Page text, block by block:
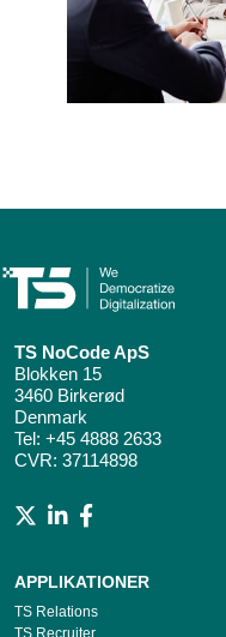
TS NoCode ApS
Blokken 15
3460 Birkerød
Denmark
Tel: +45 4888 2633
CVR: 37114898
APPLIKATIONER
TS Relations
TS Recruiter